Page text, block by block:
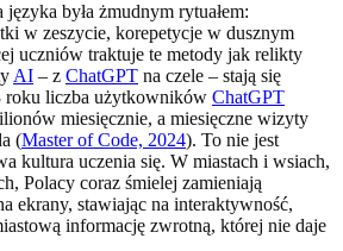
była żmudnym rytuałem:
w zeszycie, korepetycje w dusznym
uczniów traktuje te metody jak relikty
AI – z ChatGPT na czele – stają się
roku liczba użytkowników ChatGPT
miesięcznie, a miesięczne wizyty
(Master of Code, 2024). To nie jest
kultura uczenia się. W miastach i wsiach,
Polacy coraz śmielej zamieniają
ekrany, stawiając na interaktywność,
informację zwrotną, której nie daje